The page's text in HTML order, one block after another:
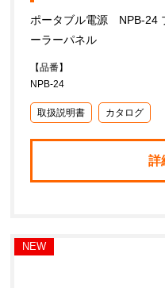
ポータブル電源 NPB-24
ーラーパネル
【品番】
NPB-24
取扱説明書 カタログ
詳
NEW